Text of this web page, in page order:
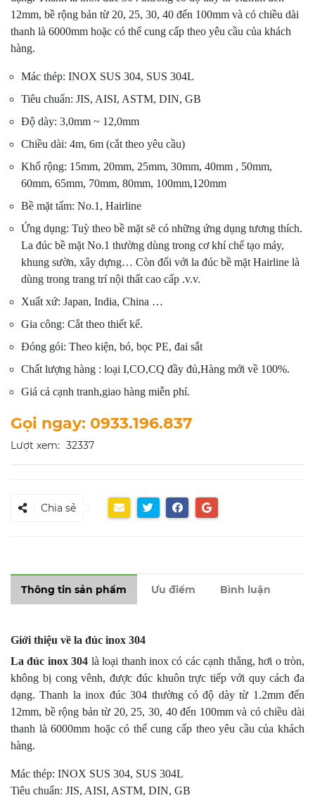
12mm, bề rộng bản từ 20, 25, 30, 40 đến 100mm và có chiều dài
thanh là 6000mm hoặc có thể cung cấp theo yêu cầu của khách
hàng.
Mác thép: INOX SUS 304, SUS 304L
Tiêu chuẩn: JIS, AISI, ASTM, DIN, GB
Độ dày: 3,0mm ~ 12,0mm
Chiều dài: 4m, 6m (cắt theo yêu cầu)
Khổ rộng: 15mm, 20mm, 25mm, 30mm, 40mm , 50mm,
60mm, 65mm, 70mm, 80mm, 100mm,120mm
Bề mặt tấm: No.1, Hairline
Ứng dụng: Tuỳ theo bề mặt sẽ có những ứng dụng tương thích.
La đúc bề mặt No.1 thường dùng trong cơ khí chế tạo máy,
khung sườn, xây dựng… Còn đối với la đúc bề mặt Hairline là
dùng trong trang trí nội thất cao cấp .v.v.
Xuất xứ: Japan, India, China …
Gia công: Cắt theo thiết kế.
Đóng gói: Theo kiện, bó, bọc PE, đai sắt
Chất lượng hàng : loại I,CO,CQ đầy đủ,Hàng mới về 100%.
Giá cả cạnh tranh,giao hàng miễn phí.
Gọi ngay: 0933.196.837
Lượt xem: 32337
Chia sẻ
Thông tin sản phẩm Ưu điểm Bình luận
Giới thiệu về la đúc inox 304
La đúc inox 304 là loại thanh inox có các cạnh thẳng, hơi o tròn,
không bị cong vênh, được đúc khuôn trực tiếp với quy cách đa
dạng. Thanh la inox đúc 304 thường có độ dày từ 1.2mm đến
12mm, bề rộng bản từ 20, 25, 30, 40 đến 100mm và có chiều dài
thanh là 6000mm hoặc có thể cung cấp theo yêu cầu của khách
hàng.
Mác thép: INOX SUS 304, SUS 304L
Tiêu chuẩn: JIS, AISI, ASTM, DIN, GB